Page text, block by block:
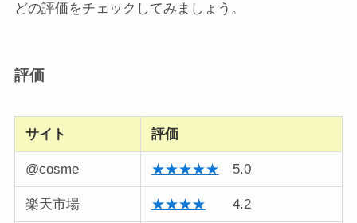
どの評価をチェックしてみましょう。
評価
サイト 評価
@cosme ★★★★★ 5.0
楽天市場 ★★★★ 4.2